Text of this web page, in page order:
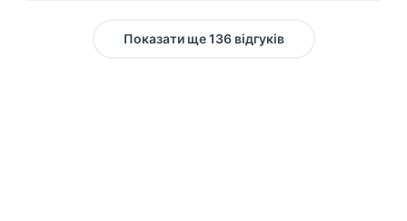
Показати ще 136 відгуків